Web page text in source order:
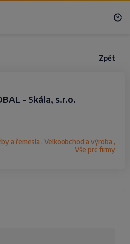
Zpět
- Skála, s.r.o.
a řemesla , Velkoobchod a výroba ,
Vše pro firmy